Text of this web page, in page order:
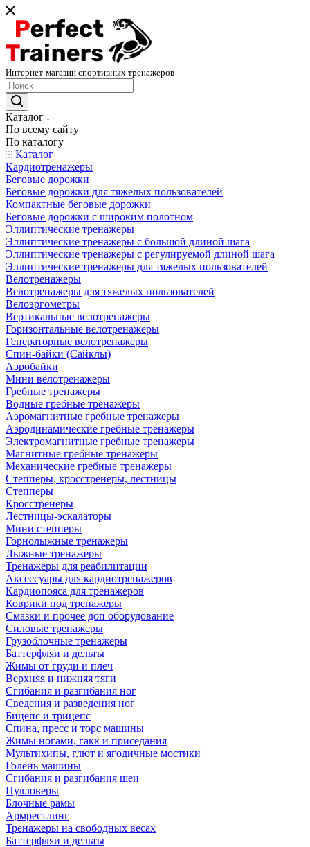
Интернет-магазин спортивных тренажеров
Каталог
По всему сайту
По каталогу
Каталог
Кардиотренажеры
Беговые дорожки
Беговые дорожки для тяжелых пользователей
Компактные беговые дорожки
Беговые дорожки с широким полотном
Эллиптические тренажеры
Эллиптические тренажеры с большой длиной шага
Эллиптические тренажеры с регулируемой длиной шага
Эллиптические тренажеры для тяжелых пользователей
Велотренажеры
Велотренажеры для тяжелых пользователей
Велоэргометры
Вертикальные велотренажеры
Горизонтальные велотренажеры
Генераторные велотренажеры
Спин-байки (Сайклы)
Аэробайки
Мини велотренажеры
Гребные тренажеры
Водные гребные тренажеры
Аэромагнитные гребные тренажеры
Аэродинамические гребные тренажеры
Электромагнитные гребные тренажеры
Магнитные гребные тренажеры
Механические гребные тренажеры
Степперы, кросстренеры, лестницы
Степперы
Кросстренеры
Лестницы-эскалаторы
Мини степперы
Горнолыжные тренажеры
Лыжные тренажеры
Тренажеры для реабилитации
Аксессуары для кардиотренажеров
Кардиопояса для тренажеров
Коврики под тренажеры
Смазки и прочее доп оборудование
Силовые тренажеры
Грузоблочные тренажеры
Баттерфляи и дельты
Жимы от груди и плеч
Верхняя и нижняя тяги
Сгибания и разгибания ног
Сведения и разведения ног
Бицепс и трицепс
Спина, пресс и торс машины
Жимы ногами, гакк и приседания
Мультихипы, глют и ягодичные мостики
Голень машины
Сгибания и разгибания шеи
Пулловеры
Блочные рамы
Армрестлинг
Тренажеры на свободных весах
Баттерфляи и дельты